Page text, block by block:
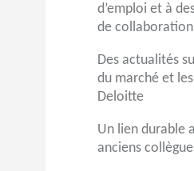
d’emploi et à
de collaboration
Des actualités
du marché et
Deloitte
Un lien durable
anciens